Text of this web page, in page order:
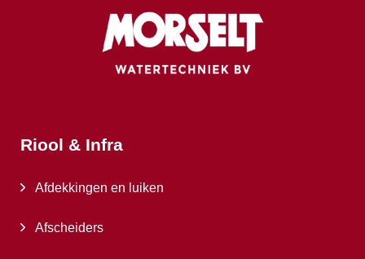
Riool & Infra
Afdekkingen en luiken
Afscheiders